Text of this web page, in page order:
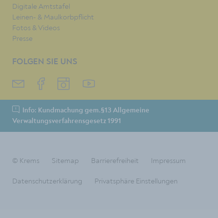
Digitale Amtstafel
Leinen- & Maulkorbpflicht
Fotos & Videos
Presse
FOLGEN SIE UNS
Info: Kundmachung gem.§13 Allgemeine
Verwaltungsverfahrensgesetz 1991
© Krems Sitemap Barrierefreiheit Impressum
Datenschutzerklärung Privatsphäre Einstellungen